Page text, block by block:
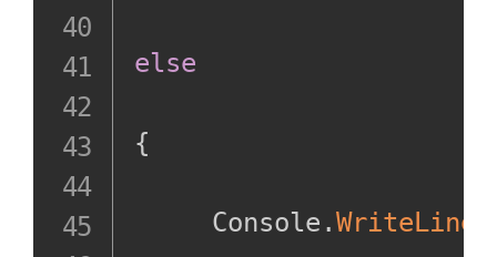
字符串]]进行
else
{
     Console
.WriteLine